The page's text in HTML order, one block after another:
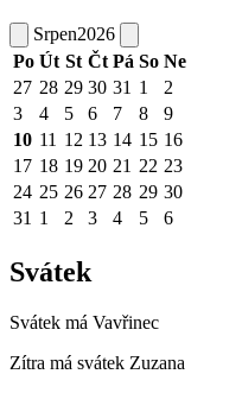
Srpen2026
Po Út St Čt Pá So Ne
27 28 29 30 31 1
2
3
4 5 6 7 8
9
10 11 12 13 14 15 16
17 18 19 20 21 22 23
24 25 26 27 28 29 30
31 1 2 3 4 5 6
Svátek
Svátek má Vavřinec
Zítra má svátek Zuzana